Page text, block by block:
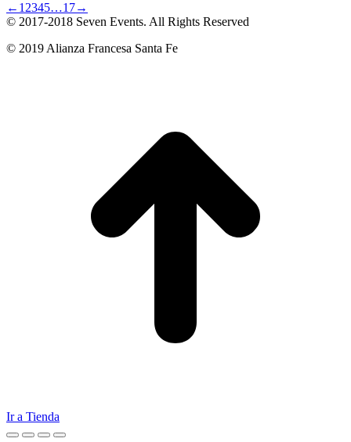
← 1 2345…17→
© 2017-2018 Seven Events. All Rights Reserved
© 2019 Alianza Francesa Santa Fe
Ir a Tienda